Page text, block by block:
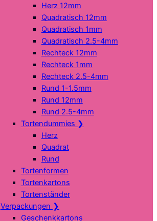
Herz 12mm
Quadratisch 12mm
Quadratisch 1mm
Quadratisch 2.5-4mm
Rechteck 12mm
Rechteck 1mm
Rechteck 2.5-4mm
Rund 1-1.5mm
Rund 12mm
Rund 2.5-4mm
Tortendummies ❯
Herz
Quadrat
Rund
Tortenformen
Tortenkartons
Tortenständer
Verpackungen ❯
Geschenkkartons